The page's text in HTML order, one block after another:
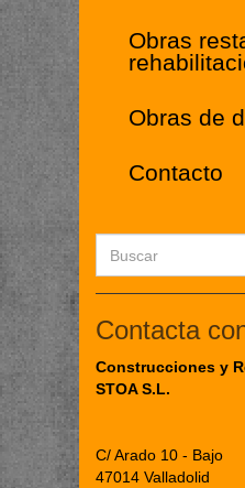
Obras
Obras de
Contacto
Contacta
Construcciones y
STOA S.L.
C/ Arado 10 - Bajo
47014 Valladolid